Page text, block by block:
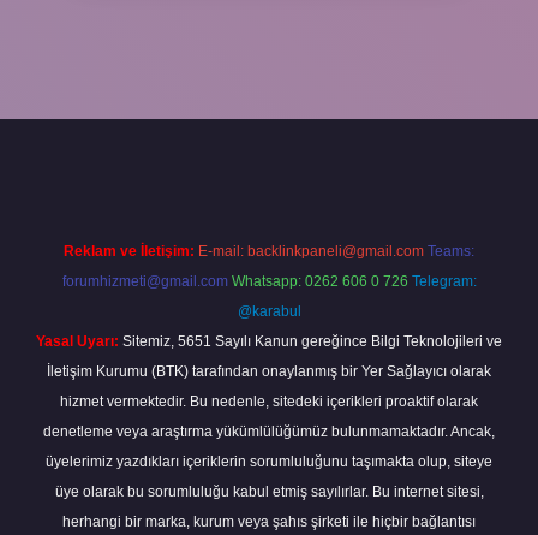
Reklam ve İletişim: E-mail: backlinkpaneli@gmail.com Teams:
forumhizmeti@gmail.com Whatsapp: 0262 606 0 726 Telegram:
@karabul
Yasal Uyarı: Sitemiz, 5651 Sayılı Kanun gereğince Bilgi Teknolojileri ve
İletişim Kurumu (BTK) tarafından onaylanmış bir Yer Sağlayıcı olarak
hizmet vermektedir. Bu nedenle, sitedeki içerikleri proaktif olarak
denetleme veya araştırma yükümlülüğümüz bulunmamaktadır. Ancak,
üyelerimiz yazdıkları içeriklerin sorumluluğunu taşımakta olup, siteye
üye olarak bu sorumluluğu kabul etmiş sayılırlar. Bu internet sitesi,
herhangi bir marka, kurum veya şahıs şirketi ile hiçbir bağlantısı